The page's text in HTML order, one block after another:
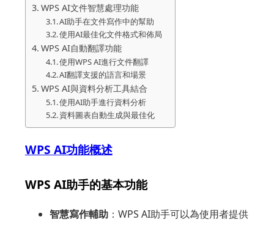
WPS AI文件智慧處理功能
AI助手在文件寫作中的幫助
使用AI最佳化文件格式和佈局
WPS AI自動翻譯功能
使用WPS AI進行文件翻譯
AI翻譯支援的語言和場景
WPS AI與資料分析工具結合
使用AI助手進行資料分析
資料圖表自動生成與最佳化
WPS AI功能概述
WPS AI助手的基本功能
智慧寫作輔助：WPS AI助手可以為使用者提供